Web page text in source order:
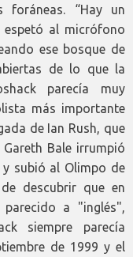
foráneas. “Hay un
espetó al micrófono
ese bosque de
de lo que la
parecía muy
más importante
de Ian Rush, que
Bale irrumpió
subió al Olimpo de
descubrir que en
a "inglés",
siempre parecía
de 1999 y el